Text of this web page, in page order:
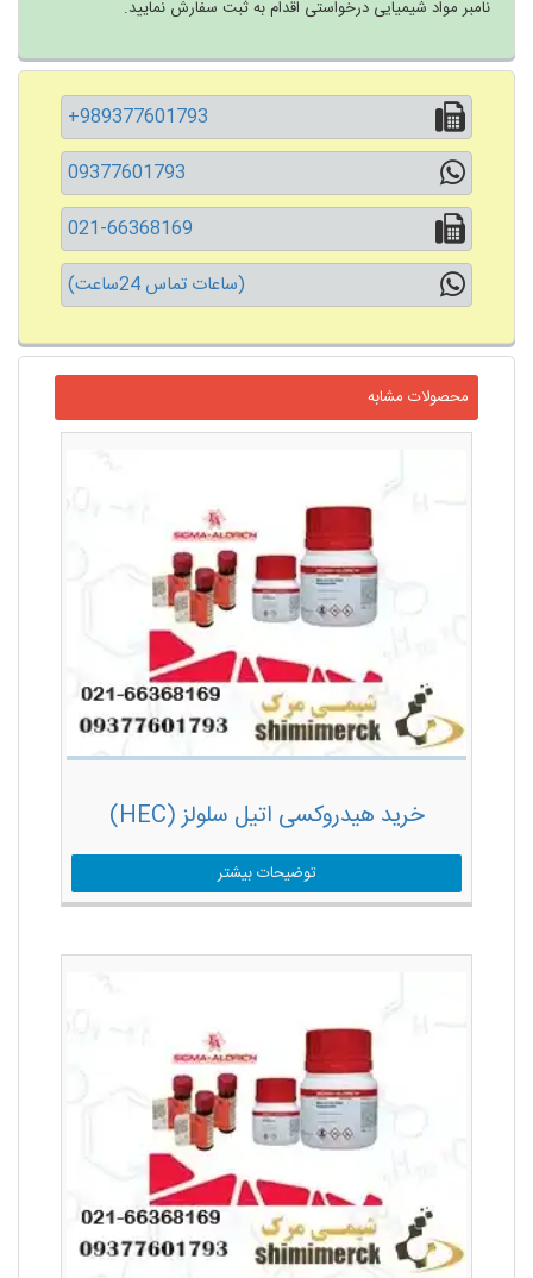
نامبر مواد شیمیایی درخواستی اقدام به ثبت سفارش نمایید.
+989377601793
09377601793
021-66368169
(ساعات تماس 24ساعت)
محصولات مشابه
خرید هیدروکسی اتیل سلولز (HEC)
توضیحات بیشتر